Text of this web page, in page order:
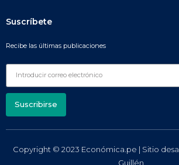
Suscríbete
Recibe las últimas publicaciones
Suscribirse
Copyright © 2023 Económica.pe | Sitio
Guillén